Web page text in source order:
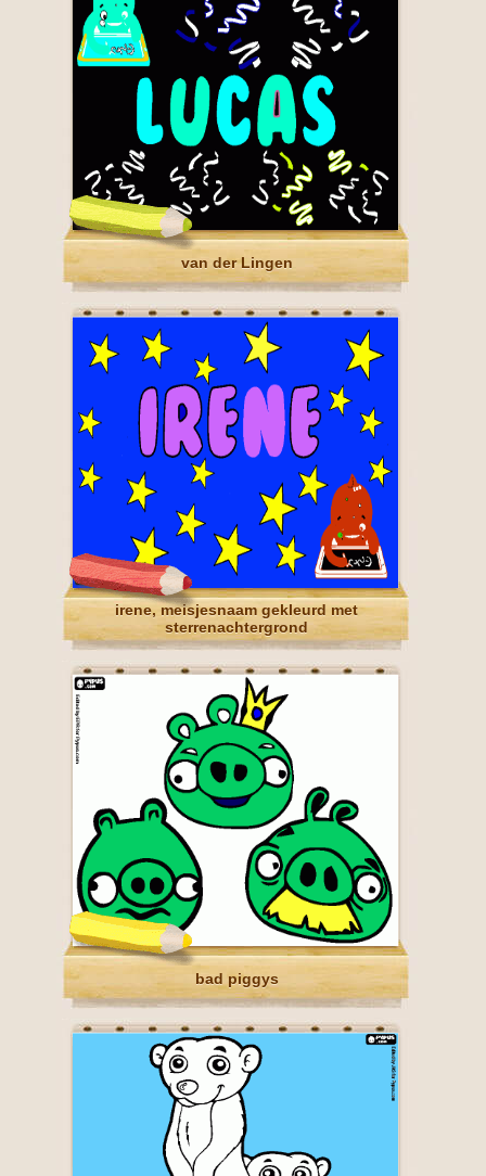
van der Lingen
irene, meisjesnaam gekleurd met
sterrenachtergrond
bad piggys